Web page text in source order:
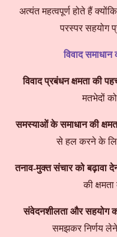
अत्यंत महत्वपूर्ण होते हैं
परस्पर सहयोग
विवाद
विवाद प्रबंधन क्षमता की
मतभेदों
समस्याओं के समाधान की
से हल करने के लिए
तनाव-मुक्त संचार को बढ़ावा
की
संवेदनशीलता और सहयोग
समझकर निर्णय